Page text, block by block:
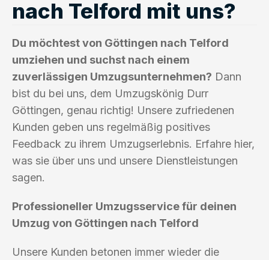
nach Telford mit uns?
Du möchtest von Göttingen nach Telford
umziehen und suchst nach einem
zuverlässigen Umzugsunternehmen? Dann
bist du bei uns, dem Umzugskönig Durr
Göttingen, genau richtig! Unsere zufriedenen
Kunden geben uns regelmäßig positives
Feedback zu ihrem Umzugserlebnis. Erfahre hier,
was sie über uns und unsere Dienstleistungen
sagen.
Professioneller Umzugsservice für deinen
Umzug von Göttingen nach Telford
Unsere Kunden betonen immer wieder die